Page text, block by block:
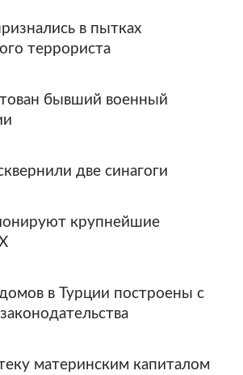
в пытках
террориста
бывший военный
две синагоги
крупнейшие
в Турции построены с
материнским капиталом